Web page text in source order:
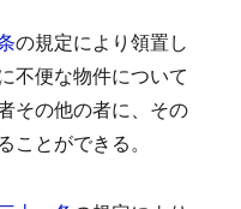
の規定により領置し
不便な物件について
その他の者に、その
とができる。